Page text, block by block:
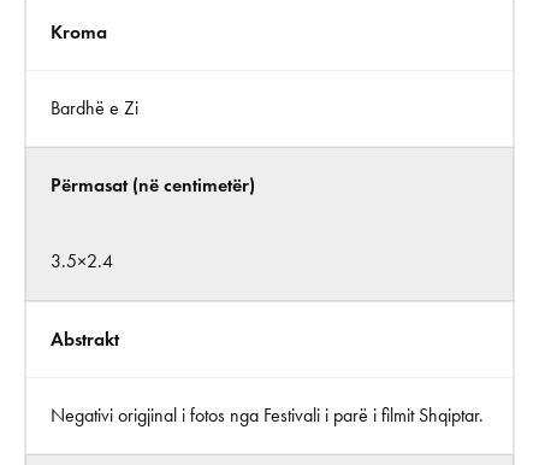
Kroma
Bardhë e Zi
Përmasat (në centimetër)
3.5×2.4
Abstrakt
Negativi origjinal i fotos nga Festivali i parë i filmit Shqiptar.